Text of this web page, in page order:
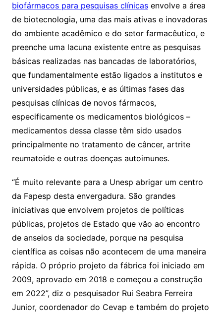
biofármacos para pesquisas clínicasenvolve a área
de biotecnologia, uma das mais ativas e inovadoras
do ambiente acadêmico e do setor farmacêutico, e
preenche uma lacuna existente entre as pesquisas
básicas realizadas nas bancadas de laboratórios,
que fundamentalmente estão ligados a institutos e
universidades públicas, e as últimas fases das
pesquisas clínicas de novos fármacos,
especificamente os medicamentos biológicos –
medicamentos dessa classe têm sido usados
principalmente no tratamento de câncer, artrite
reumatoide e outras doenças autoimunes.
“É muito relevante para a Unesp abrigar um centro
da Fapesp desta envergadura. São grandes
iniciativas que envolvem projetos de políticas
públicas, projetos de Estado que vão ao encontro
de anseios da sociedade, porque na pesquisa
científica as coisas não acontecem de uma maneira
rápida. O próprio projeto da fábrica foi iniciado em
2009, aprovado em 2018 e começou a construção
em 2022”, diz o pesquisador Rui Seabra Ferreira
Junior, coordenador do Cevap e também do projeto